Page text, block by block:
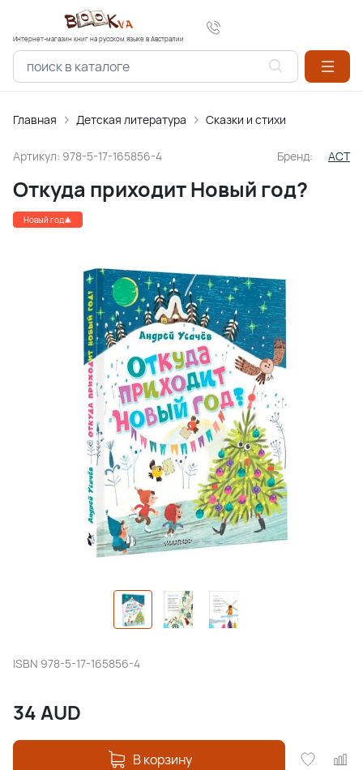
Интернет-магазин книг на русском языке в Австралии
Главная Детская литература Сказки и стихи
Артикул: 978-5-17-165856-4 Бренд: АСТ
Откуда приходит Новый год?
Новый год🎄
ISBN 978-5-17-165856-4
34AUD
В корзину